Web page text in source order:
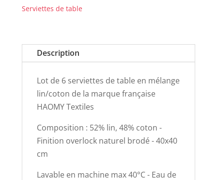
Serviettes de table
Description
Lot de 6 serviettes de table en mélange
lin/coton de la marque française
HAOMY Textiles
Composition : 52% lin, 48% coton -
Finition overlock naturel brodé - 40x40
cm
Lavable en machine max 40°C - Eau de